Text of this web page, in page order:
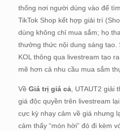
thống nơi người dùng vào để
TikTok Shop kết hợp giải trí
dùng không chỉ mua sắm; họ
thưởng thức nội dung sáng
KOL thông qua livestream tạo
mẽ hơn cả nhu cầu mua sắm
Về Giá trị giá cả, UTAUT2 giải
giá độc quyền trên livestream
cực kỳ nhạy cảm về giá nhưng
cảm thấy “món hời” đó đi kèm